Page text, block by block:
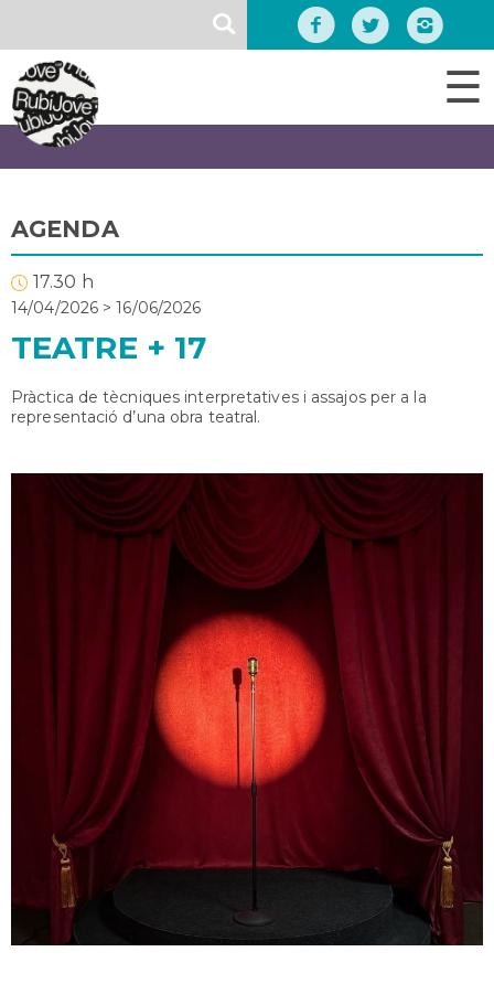
contingut
☰
AGENDA
17.30 h
14/04/2026 >16/06/2026
TEATRE + 17
Pràctica de tècniques interpretatives i assajos per a la
representació d’una obra teatral.